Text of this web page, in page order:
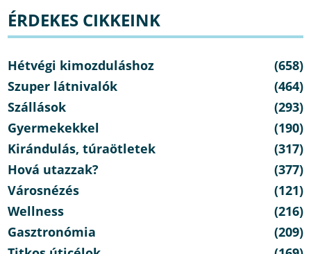
ÉRDEKES CIKKEINK
Hétvégi kimozduláshoz
(658)
Szuper látnivalók
(464)
Szállások
(293)
Gyermekekkel
(190)
Kirándulás, túraötletek
(317)
Hová utazzak?
(377)
Városnézés
(121)
Wellness
(216)
Gasztronómia
(209)